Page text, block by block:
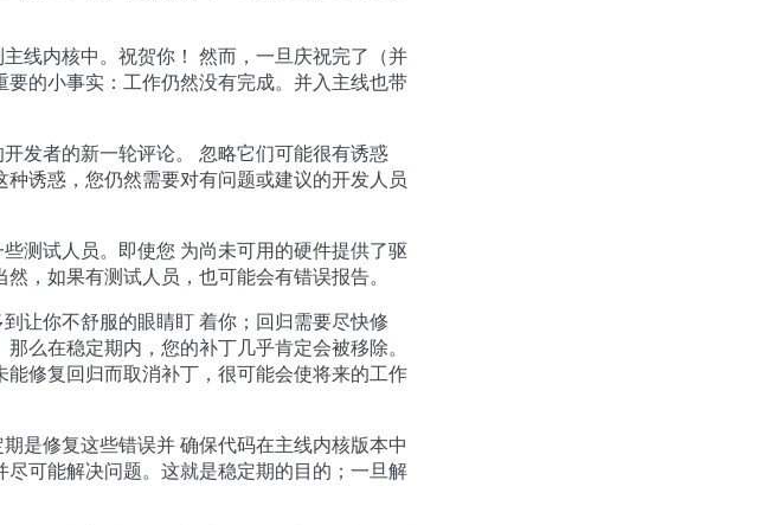
线内核中。祝贺你！ 然而，一旦庆祝完了（并
的小事实：工作仍然没有完成。并入主线也带
发者的新一轮评论。 忽略它们可能很有诱惑
诱惑，您仍然需要对有问题或建议的开发人员
测试人员。即使您 为尚未可用的硬件提供了驱
，如果有测试人员，也可能会有错误报告。
让你不舒服的眼睛盯 着你；回归需要尽快修
么在稳定期内，您的补丁几乎肯定会被移除。
修复回归而取消补丁，很可能会使将来的工作
是修复这些错误并 确保代码在主线内核版本中
可能解决问题。这就是稳定期的目的；一旦解